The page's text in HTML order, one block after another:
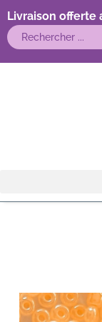
Livraison offerte